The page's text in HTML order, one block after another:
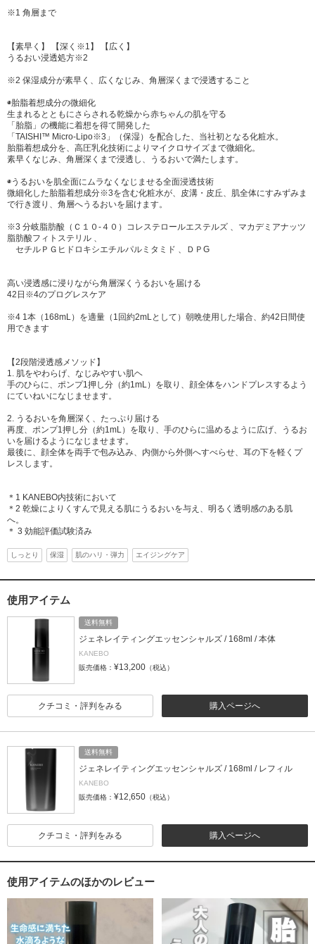
※1 角層まで
【素早く】 【深く※1】 【広く】
うるおい浸透処方※2
※2 保湿成分が素早く、広くなじみ、角層深くまで浸透すること
◉胎脂着想成分の微細化
生まれるとともにさらされる乾燥から赤ちゃんの肌を守る
「胎脂」の機能に着想を得て開発した
「TAISHI™ Micro-Lipo※3」（保湿）を配合した、当社初となる化粧水。
胎脂着想成分を、高圧乳化技術によりマイクロサイズまで微細化。
素早くなじみ、角層深くまで浸透し、うるおいで満たします。
◉うるおいを肌全面にムラなくなじませる全面浸透技術
微細化した胎脂着想成分※3を含む化粧水が、皮溝・皮丘、肌全体にすみずみま
で行き渡り、角層へうるおいを届けます。
※3 分岐脂肪酸（Ｃ１０-４０）コレステロールエステルズ 、マカデミアナッツ
脂肪酸フィトステリル 、
セチルＰＧヒドロキシエチルパルミタミド 、ＤＰG
高い浸透感に浸りながら角層深くうるおいを届ける
42日※4のプログレスケア
※4 1本（168mL）を適量（1回約2mLとして）朝晩使用した場合、約42日間使
用できます
【2段階浸透感メソッド】
1. 肌をやわらげ、なじみやすい肌ヘ
手のひらに、ポンプ1押し分（約1mL）を取り、顔全体をハンドプレスするよう
にていねいになじませます。
2. うるおいを角層深く、たっぷり届ける
再度、ポンプ1押し分（約1mL）を取り、手のひらに温めるように広げ、うるお
いを届けるようになじませます。
最後に、顔全体を両手で包み込み、内側から外側へすべらせ、耳の下を軽くプ
レスします。
＊1 KANEBO内技術において
＊2 乾燥によりくすんで見える肌にうるおいを与え、明るく透明感のある肌
へ。
＊ 3 効能評価試験済み
しっとり 保湿 肌のハリ・弾力 エイジングケア
使用アイテム
送料無料
ジェネレイティングエッセンシャルズ / 168ml / 本体
KANEBO
販売価格： ¥13,200 （税込）
購入ページへ
クチコミ・評判をみる
送料無料
ジェネレイティングエッセンシャルズ / 168ml / レフィル
KANEBO
販売価格： ¥12,650 （税込）
購入ページへ
クチコミ・評判をみる
使用アイテムのほかのレビュー